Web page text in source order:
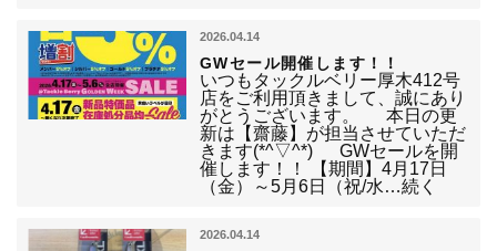
2026.04.14
GWセール開催します！！
いつもタックルベリー厚木412号
店をご利用頂きまして、誠にあり
がとうございます。 本日の更
新は【齋藤】が担当させていただ
きます(*^▽^*) GWセールを開
催します！！ 【期間】4月17日
（金）～5月6日（祝/水…続く
2026.04.14